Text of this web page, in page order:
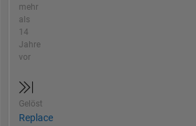
mehr
als
14
Jahre
vor
Gelöst
Replace